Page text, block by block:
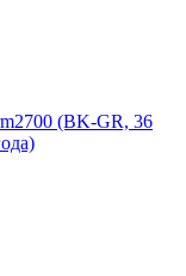
(BK-GR, 36